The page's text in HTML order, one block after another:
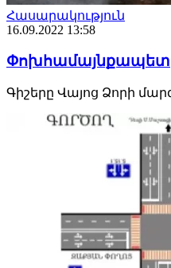
Հասարակություն
16.09.2022 13:58
Գիշերը Վայոց Ձորի